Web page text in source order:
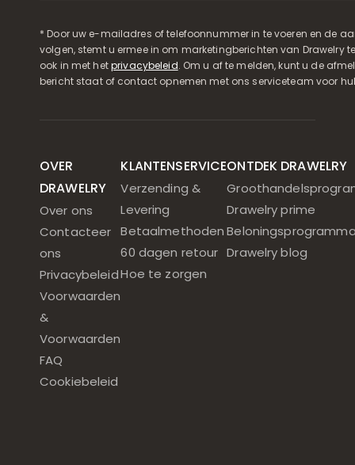
* Door uw e-mailadres of telefoonnummer in te voeren en de
volgen, stemt u ermee in om marketingberichten van Drawelry
ook in met hetprivacybeleid. Om u af te melden, kunt u de
bericht staat of contact opnemen met ons serviceteam voor
OVER
DRAWELRY
Over ons
Contacteer
ons
Privacybeleid
Voorwaarden
&
Voorwaarden
FAQ
Cookiebeleid
KLANTENSERVICE
Verzending &
Levering
Betaalmethoden
60 dagen retour
Hoe te zorgen
ONTDEK DRAWELRY
Drawelry prime
Drawelry blog